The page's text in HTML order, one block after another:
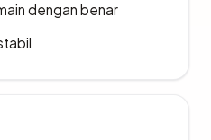
dengan benar